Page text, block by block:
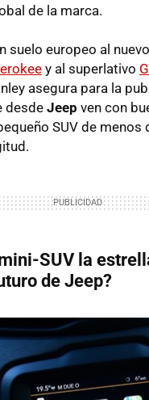
de la marca.
suelo europeo al nuevo
y al superlativo
asegura para la
desde Jeep ven con
SUV de menos
SUV la
de Jeep?